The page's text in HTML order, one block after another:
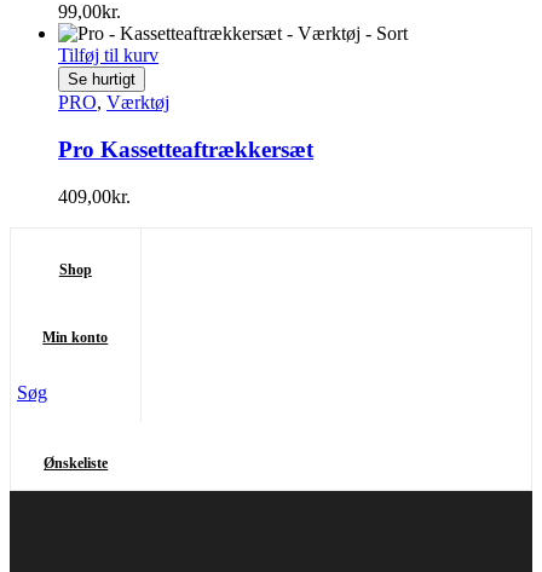
99,00kr.
Tilføj til kurv
Se hurtigt
PRO, Værktøj
Pro Kassetteaftrækkersæt
409,00kr.
Shop
Min konto
Søg
Ønskeliste